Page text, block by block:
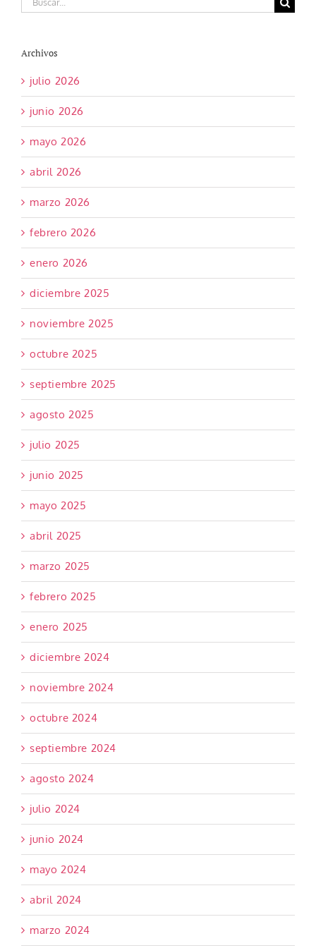
Archivos
julio 2026
junio 2026
mayo 2026
abril 2026
marzo 2026
febrero 2026
enero 2026
diciembre 2025
noviembre 2025
octubre 2025
septiembre 2025
agosto 2025
julio 2025
junio 2025
mayo 2025
abril 2025
marzo 2025
febrero 2025
enero 2025
diciembre 2024
noviembre 2024
octubre 2024
septiembre 2024
agosto 2024
julio 2024
junio 2024
mayo 2024
abril 2024
marzo 2024